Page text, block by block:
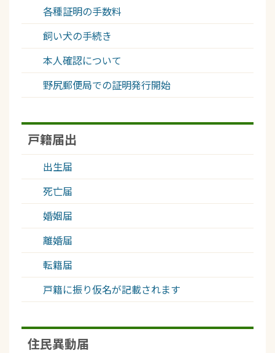
各種証明の手数料
飼い犬の手続き
本人確認について
野尻郵便局での証明発行開始
戸籍届出
出生届
死亡届
婚姻届
離婚届
転籍届
戸籍に振り仮名が記載されます
住民異動届